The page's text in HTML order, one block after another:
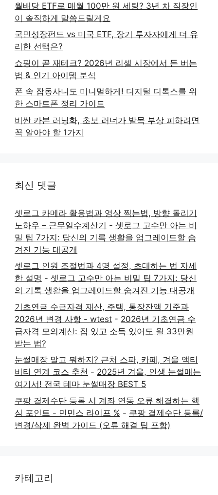
월배당 ETF로 매월 100만 원 세팅? 3년 차 직장인
이 솔직하게 말씀드릴게요
국민성장펀드 vs 미국 ETF, 장기 투자자에게 더 유
리한 선택은?
쇼핑이 곧 재테크? 2026년 리셀 시장에서 돈 버는
법 & 인기 아이템 분석
폰 속 잡동사니도 미니멀하게! 디지털 디톡스를 위
한 스마트폰 정리 가이드
비싼 카본 러닝화, 초보 러너가 발목 부상 피하려면
꼭 알아야 할 1가지
최신 댓글
셋로그 카메라 활용법과 영상 찍는법, 방향 돌리기
노하우 – 근무일수계산기 - 셋로그 고수만 아는 비
밀 팁 7가지: 당신의 기록 생활을 업그레이드할 숨
겨진 기능 대공개
셋로그 인원 조절법과 4명 설정, 초대하는 법 자세
한 설명 - 셋로그 고수만 아는 비밀 팁 7가지: 당신
의 기록 생활을 업그레이드할 숨겨진 기능 대공개
기초연금 수급자격 재산, 주택, 통장잔액 기준과
2026년 변경 사항 - wtest - 2026년 기초연금 수
급자격 모의계산: 집 있고 소득 있어도 월 33만원
받는 법?
눈썰매장 말고 뭐하지? 근처 스파, 카페, 겨울 액티
비티 연계 코스 추천 - 2025년 겨울, 인생 눈썰매는
여기서! 전국 테마 눈썰매장 BEST 5
쿠팡 결제수단 등록 시 계좌 연동 오류 해결하는 핵
심 포인트 - 민민스 라이프 % - 쿠팡 결제수단 등록/
변경/삭제 완벽 가이드 (오류 해결 팁 포함)
카테고리